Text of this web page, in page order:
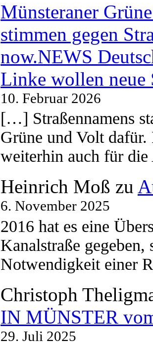
Münsteraner
stimmen gegen
now.NEWS
Linke wollen neue
10. Februar 2026
[…] Straßennamens
Grüne und Volt
weiterhin auch für
Heinrich Moß zu
6. November 2025
2016 hat es eine
Kanalstraße
Notwendigkeit einer
Christoph
IN MÜNSTER
29. Juli 2025